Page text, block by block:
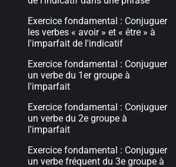
Exercice fondamental : Conjuguer
les verbes « avoir » et « être » à
l'imparfait de l'indicatif
Exercice fondamental : Conjuguer
un verbe du 1er groupe à
l'imparfait
Exercice fondamental : Conjuguer
un verbe du 2e groupe à
l'imparfait
Exercice fondamental : Conjuguer
un verbe fréquent du 3e groupe à